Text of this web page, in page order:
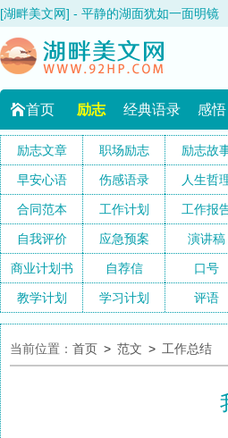
[湖畔美文网] - 平静的湖面犹如一面明镜
首页 励志 经典语录 感悟
励志文章 职场励志 励志故
早安心语 伤感语录 人生哲
合同范本 工作计划 工作报
自我评价 应急预案 演讲稿
商业计划书 自荐信 口号
教学计划 学习计划 评语
当前位置： 首页 > 范文 > 工作总结